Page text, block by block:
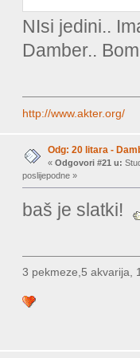
NIsi jedini..
Damber..
http://www.akter.org/
Odg: 20 litara -
« Odgovori #21 u:
poslijepodne »
baš je slatki!
3 pekmeze,5 akvarija,